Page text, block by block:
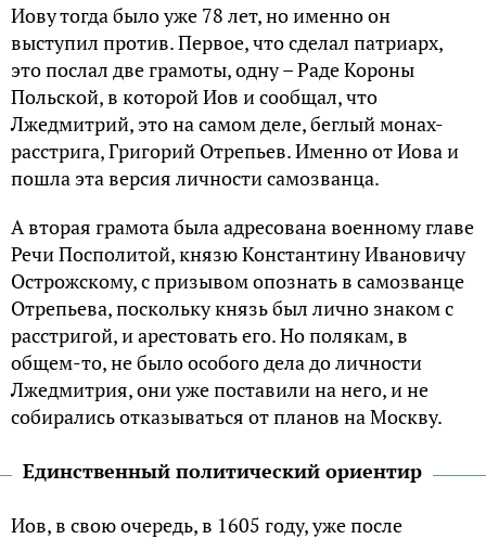
Иову тогда было уже 78 лет, но именно он
выступил против. Первое, что сделал патриарх,
это послал две грамоты, одну – Раде Короны
Польской, в которой Иов и сообщал, что
Лжедмитрий, это на самом деле, беглый монах-
расстрига, Григорий Отрепьев. Именно от Иова и
пошла эта версия личности самозванца.
А вторая грамота была адресована военному главе
Речи Посполитой, князю Константину Ивановичу
Острожскому, с призывом опознать в самозванце
Отрепьева, поскольку князь был лично знаком с
расстригой, и арестовать его. Но полякам, в
общем-то, не было особого дела до личности
Лжедмитрия, они уже поставили на него, и не
собирались отказываться от планов на Москву.
Единственный политический ориентир
Иов, в свою очередь, в 1605 году, уже после